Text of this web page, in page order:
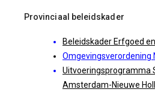
Provinciaal beleidskader
Beleidskader Erfgoed
Omgevingsverordening
Uitvoeringsprogramma
Amsterdam-Nieuwe